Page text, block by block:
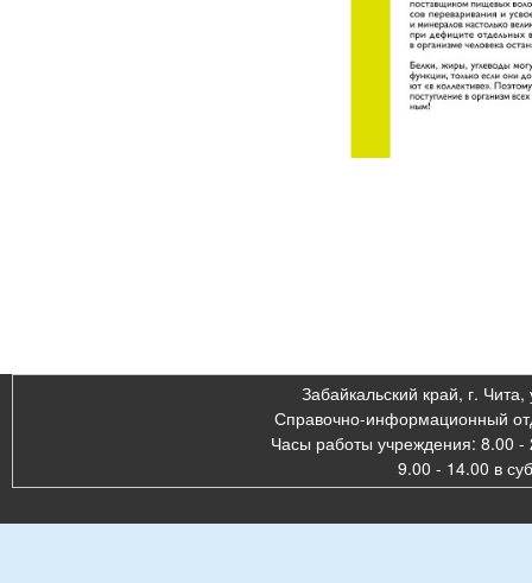
Забайкальский край, г. Чита,
Справочно-информационный
Часы работы учреждения: 8.00 -
9.00 - 14.00 в